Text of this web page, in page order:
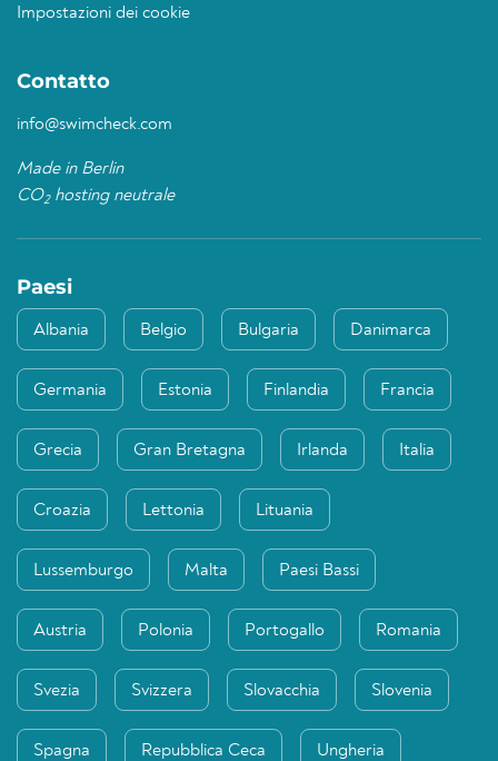
Impostazioni dei cookie
Contatto
info@swimcheck.com
Made in Berlin
CO2hosting neutrale
Paesi
Albania Belgio Bulgaria Danimarca
Germania Estonia Finlandia Francia
Grecia Gran Bretagna Irlanda Italia
Croazia Lettonia Lituania
Lussemburgo Malta Paesi Bassi
Austria Polonia Portogallo Romania
Svezia Svizzera Slovacchia Slovenia
Spagna Repubblica Ceca Ungheria